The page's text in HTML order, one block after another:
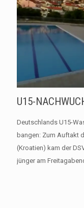
U15-
Deutschlands U15-
bangen: Zum Auftakt
(Kroatien) kam der
jünger am